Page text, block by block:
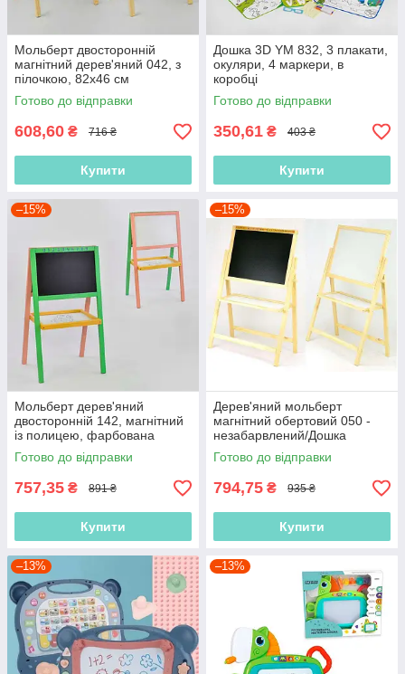
Мольберт двосторонній
магнітний дерев'яний 042, з
пілочкою, 82х46 см
Готово до відправки
608,60 ₴ 716 ₴
Купити
Дошка 3D YM 832, 3 плакати,
окуляри, 4 маркери, в
коробці
Готово до відправки
350,61 ₴ 403 ₴
Купити
–15%
Мольберт дерев'яний
двосторонній 142, магнітний
із полицею, фарбована
висота 80 см, 40х26 см
Готово до відправки
757,35 ₴ 891 ₴
Купити
–15%
Дерев'яний мольберт
магнітний обертовий 050 -
незабарвлений/Дошка
ш40*в55см, Підставка
ш55*в110см
Готово до відправки
794,75 ₴ 935 ₴
Купити
–13% –13%